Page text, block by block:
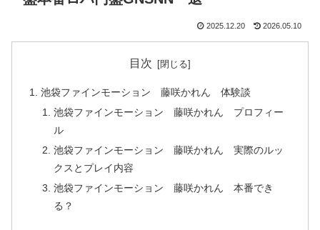
2025.12.20 2026.05.10
目次
池袋ファインモーション 藤咲かれん 体験談
池袋ファインモーション 藤咲かれん プロフィー
ル
池袋ファインモーション 藤咲かれん 実際のルッ
クスとプレイ内容
池袋ファインモーション 藤咲かれん 本番でき
る？